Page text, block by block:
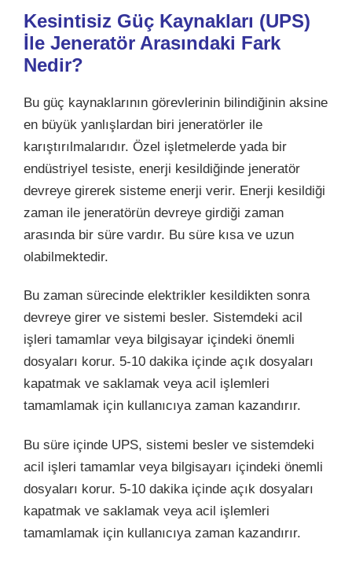
Kesintisiz Güç Kaynakları (UPS)
İle Jeneratör Arasındaki Fark
Nedir?
Bu güç kaynaklarının görevlerinin bilindiğinin aksine
en büyük yanlışlardan biri jeneratörler ile
karıştırılmalarıdır. Özel işletmelerde yada bir
endüstriyel tesiste, enerji kesildiğinde jeneratör
devreye girerek sisteme enerji verir. Enerji kesildiği
zaman ile jeneratörün devreye girdiği zaman
arasında bir süre vardır. Bu süre kısa ve uzun
olabilmektedir.
Bu zaman sürecinde elektrikler kesildikten sonra
devreye girer ve sistemi besler. Sistemdeki acil
işleri tamamlar veya bilgisayar içindeki önemli
dosyaları korur. 5-10 dakika içinde açık dosyaları
kapatmak ve saklamak veya acil işlemleri
tamamlamak için kullanıcıya zaman kazandırır.
Bu süre içinde UPS, sistemi besler ve sistemdeki
acil işleri tamamlar veya bilgisayarı içindeki önemli
dosyaları korur. 5-10 dakika içinde açık dosyaları
kapatmak ve saklamak veya acil işlemleri
tamamlamak için kullanıcıya zaman kazandırır.